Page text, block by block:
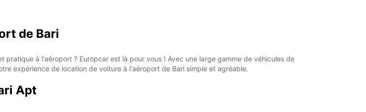
de Bari
à l'aéroport ? Europcar est là pour vous ! Avec une large gamme de véhicules de
expérience de location de voiture à l'aéroport de Bari simple et agréable.
Apt